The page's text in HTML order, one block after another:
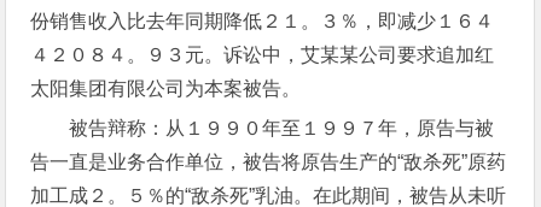
份销售收入比去年同期降低２１。３％，即减少１６４
４２０８４。９３元。诉讼中，艾某某公司要求追加红
太阳集团有限公司为本案被告。
被告辩称：从１９９０年至１９９７年，原告与被
告一直是业务合作单位，被告将原告生产的“敌杀死”原药
加工成２。５％的“敌杀死”乳油。在此期间，被告从未听